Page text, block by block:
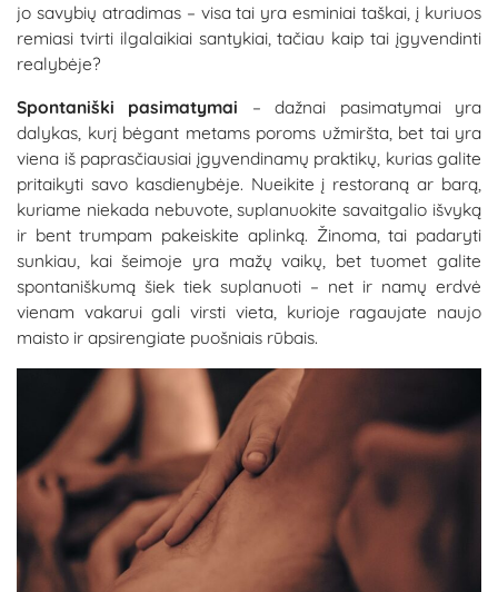
jo savybių atradimas – visa tai yra esminiai taškai, į kuriuos
remiasi tvirti ilgalaikiai santykiai, tačiau kaip tai įgyvendinti
realybėje?
Spontaniški pasimatymai – dažnai pasimatymai yra
dalykas, kurį bėgant metams poroms užmiršta, bet tai yra
viena iš paprasčiausiai įgyvendinamų praktikų, kurias galite
pritaikyti savo kasdienybėje. Nueikite į restoraną ar barą,
kuriame niekada nebuvote, suplanuokite savaitgalio išvyką
ir bent trumpam pakeiskite aplinką. Žinoma, tai padaryti
sunkiau, kai šeimoje yra mažų vaikų, bet tuomet galite
spontaniškumą šiek tiek suplanuoti – net ir namų erdvė
vienam vakarui gali virsti vieta, kurioje ragaujate naujo
maisto ir apsirengiate puošniais rūbais.